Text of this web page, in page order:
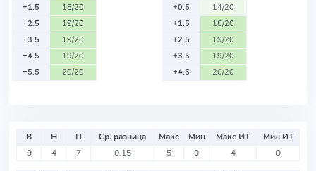
+1.5
18/20
+2.5
19/20
+3.5
19/20
+4.5
19/20
+5.5
20/20
+0.5
14/20
+1.5
18/20
+2.5
19/20
+3.5
19/20
+4.5
20/20
В Н П Ср. разница Макс Мин Макс ИТ
Мин ИТ
9
4 7 0.15 5 0 4 0